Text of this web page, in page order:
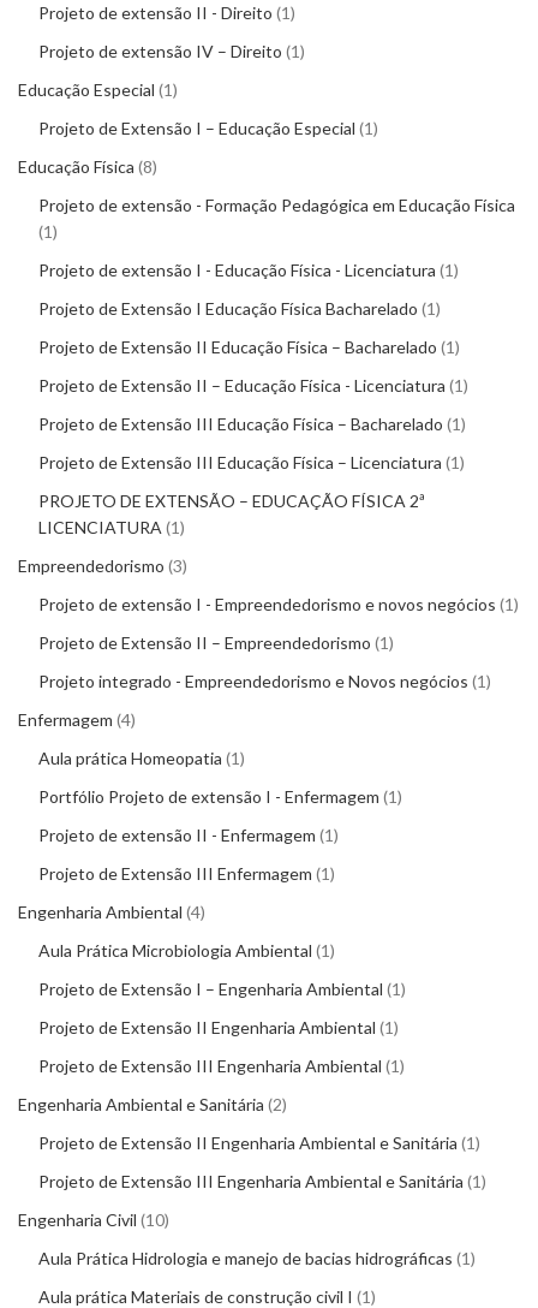
Projeto de extensão II - Direito 1
Projeto de extensão IV – Direito 1
Educação Especial 1
Projeto de Extensão I – Educação Especial 1
Educação Física 8
Projeto de extensão - Formação Pedagógica em Educação Física
1
Projeto de extensão I - Educação Física - Licenciatura 1
Projeto de Extensão I Educação Física Bacharelado 1
Projeto de Extensão II Educação Física – Bacharelado 1
Projeto de Extensão II – Educação Física - Licenciatura 1
Projeto de Extensão III Educação Física – Bacharelado 1
Projeto de Extensão III Educação Física – Licenciatura 1
PROJETO DE EXTENSÃO – EDUCAÇÃO FÍSICA 2ª
LICENCIATURA 1
Empreendedorismo 3
Projeto de extensão I - Empreendedorismo e novos negócios 1
Projeto de Extensão II – Empreendedorismo 1
Projeto integrado - Empreendedorismo e Novos negócios 1
Enfermagem 4
Aula prática Homeopatia 1
Portfólio Projeto de extensão I - Enfermagem 1
Projeto de extensão II - Enfermagem 1
Projeto de Extensão III Enfermagem 1
Engenharia Ambiental 4
Aula Prática Microbiologia Ambiental 1
Projeto de Extensão I – Engenharia Ambiental 1
Projeto de Extensão II Engenharia Ambiental 1
Projeto de Extensão III Engenharia Ambiental 1
Engenharia Ambiental e Sanitária 2
Projeto de Extensão II Engenharia Ambiental e Sanitária 1
Projeto de Extensão III Engenharia Ambiental e Sanitária 1
Engenharia Civil 10
Aula Prática Hidrologia e manejo de bacias hidrográficas 1
Aula prática Materiais de construção civil I 1